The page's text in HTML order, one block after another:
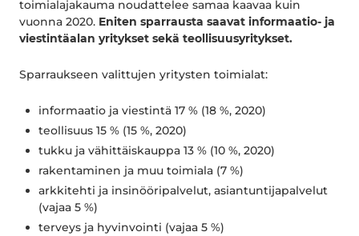
toimialajakauma noudattelee samaa kaavaa kuin
vuonna 2020. Eniten sparrausta saavat informaatio- ja
viestintäalan yritykset sekä teollisuusyritykset.
Sparraukseen valittujen yritysten toimialat:
informaatio ja viestintä 17 % (18 %, 2020)
teollisuus 15 % (15 %, 2020)
tukku ja vähittäiskauppa 13 % (10 %, 2020)
rakentaminen ja muu toimiala (7 %)
arkkitehti ja insinööripalvelut, asiantuntijapalvelut
(vajaa 5 %)
terveys ja hyvinvointi (vajaa 5 %)